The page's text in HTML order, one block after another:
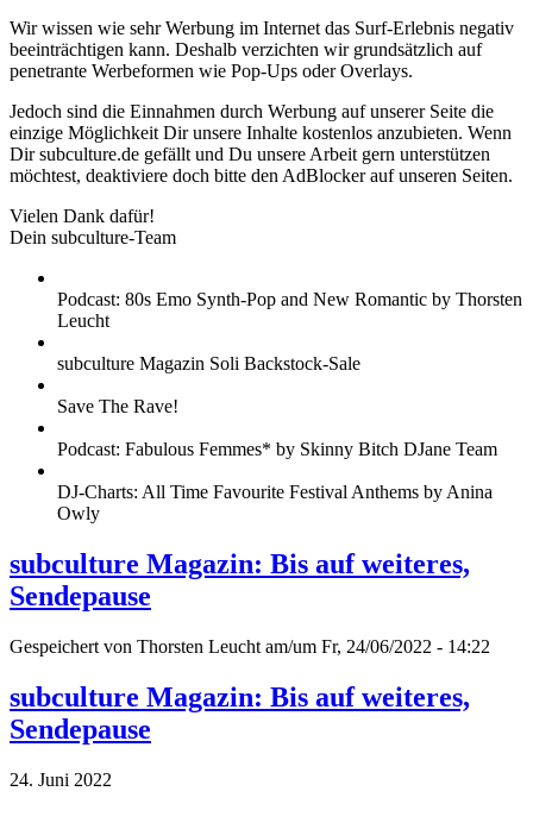
Wir wissen wie sehr Werbung im Internet das Surf-Erlebnis negativ
beeinträchtigen kann. Deshalb verzichten wir grundsätzlich auf
penetrante Werbeformen wie Pop-Ups oder Overlays.
Jedoch sind die Einnahmen durch Werbung auf unserer Seite die
einzige Möglichkeit Dir unsere Inhalte kostenlos anzubieten. Wenn
Dir subculture.de gefällt und Du unsere Arbeit gern unterstützen
möchtest, deaktiviere doch bitte den AdBlocker auf unseren Seiten.
Vielen Dank dafür!
Dein subculture-Team
Podcast: 80s Emo Synth-Pop and New Romantic by Thorsten
Leucht
subculture Magazin Soli Backstock-Sale
Save The Rave!
Podcast: Fabulous Femmes* by Skinny Bitch DJane Team
DJ-Charts: All Time Favourite Festival Anthems by Anina
Owly
subculture Magazin: Bis auf weiteres,
Sendepause
Gespeichert von Thorsten Leucht am/um Fr, 24/06/2022 - 14:22
subculture Magazin: Bis auf weiteres,
Sendepause
24. Juni 2022